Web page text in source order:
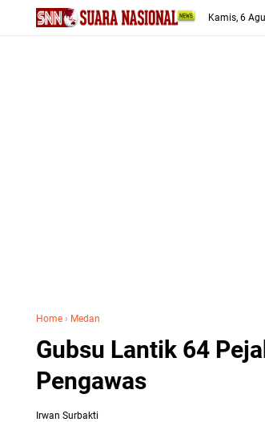
Kamis, 6
Home › Medan
Gubsu Lantik 64
Pengawas
Irwan Surbakti